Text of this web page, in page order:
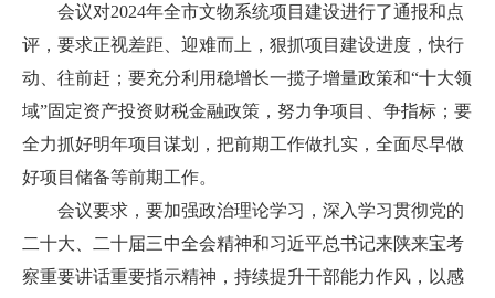
会议对2024年全市文物系统项目建设进行了通报和点
评，要求正视差距、迎难而上，狠抓项目建设进度，快行
动、往前赶；要充分利用稳增长一揽子增量政策和“十大领
域”固定资产投资财税金融政策，努力争项目、争指标；要
全力抓好明年项目谋划，把前期工作做扎实，全面尽早做
好项目储备等前期工作。
会议要求，要加强政治理论学习，深入学习贯彻党的
二十大、二十届三中全会精神和习近平总书记来陕来宝考
察重要讲话重要指示精神，持续提升干部能力作风，以感